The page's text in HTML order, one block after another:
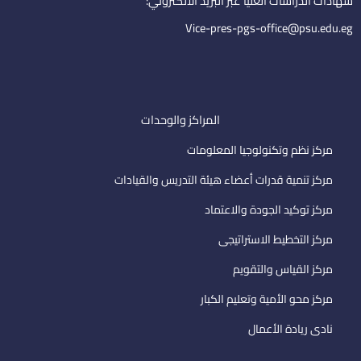
l
Vice-pres-pgs-office@psu.edu.eg
المراكز والوحدات
مركز نظم وتكنولوجيا المعلومات
مركز تنمية قدرات أعضاء هيئة التدريس والقيادات
مركز توكيد الجودة والاعتماد
مركز التخطيط الاستراتيجى
مركز القياس والتقويم
مركز محو الأمية وتعليم الكبار
نادى ريادة الأعمال